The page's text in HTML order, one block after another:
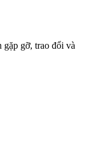
gặp gỡ, trao đổi và